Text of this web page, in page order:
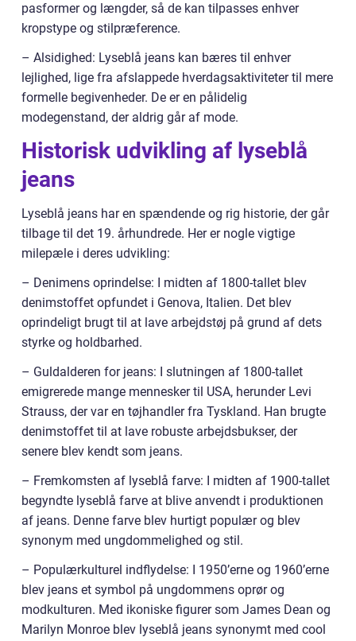
pasformer og længder, så de kan tilpasses enhver
kropstype og stilpræference.
– Alsidighed: Lyseblå jeans kan bæres til enhver
lejlighed, lige fra afslappede hverdagsaktiviteter til mere
formelle begivenheder. De er en pålidelig
modegenstand, der aldrig går af mode.
Historisk udvikling af lyseblå
jeans
Lyseblå jeans har en spændende og rig historie, der går
tilbage til det 19. århundrede. Her er nogle vigtige
milepæle i deres udvikling:
– Denimens oprindelse: I midten af 1800-tallet blev
denimstoffet opfundet i Genova, Italien. Det blev
oprindeligt brugt til at lave arbejdstøj på grund af dets
styrke og holdbarhed.
– Guldalderen for jeans: I slutningen af 1800-tallet
emigrerede mange mennesker til USA, herunder Levi
Strauss, der var en tøjhandler fra Tyskland. Han brugte
denimstoffet til at lave robuste arbejdsbukser, der
senere blev kendt som jeans.
– Fremkomsten af lyseblå farve: I midten af 1900-tallet
begyndte lyseblå farve at blive anvendt i produktionen
af jeans. Denne farve blev hurtigt populær og blev
synonym med ungdommelighed og stil.
– Populærkulturel indflydelse: I 1950’erne og 1960’erne
blev jeans et symbol på ungdommens oprør og
modkulturen. Med ikoniske figurer som James Dean og
Marilyn Monroe blev lyseblå jeans synonymt med cool